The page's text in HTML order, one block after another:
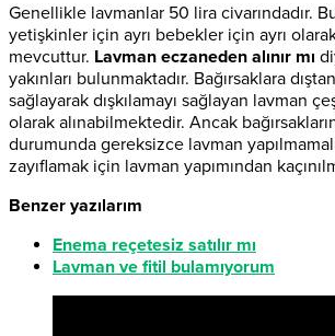
Genellikle lavmanlar 50 lira civarındadır.
yetişkinler için ayrı bebekler için ayrı
mevcuttur. Lavman eczaneden alınır mı
yakınları bulunmaktadır. Bağırsaklara
sağlayarak dışkılamayı sağlayan lavman
olarak alınabilmektedir. Ancak
durumunda gereksizce lavman
zayıflamak için lavman yapımından
Benzer yazılarım
Enema reçetesiz satılır mı
Lavman ve fitil bulamıyorum